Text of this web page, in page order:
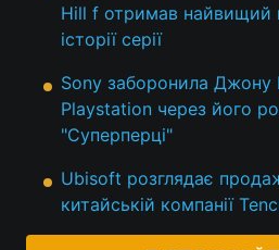
Hill f отримав найвищий
історії серії
Sony заборонила Джону
Playstation через його
"Суперперці"
Ubisoft розглядає
китайській компанії